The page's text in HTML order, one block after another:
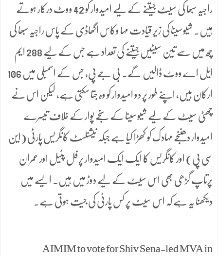
راجیہ سبھا کی سیٹ جیتنے کے لیے امیدوار کو 42 ووٹ درکار ہوتے
ہیں۔ شیوسینا کی زیر قیادت مہا وکاس اگھاڈی کے پاس راجیہ سبھا کی
چھ میں سے تین سیٹیں جیتنے کی تعداد ہے جس کے لیے 288 ایم
ایل اے ووٹ ڈالیں گے۔ بی جے پی، جس کے اسمبلی میں 106
ارکان ہیں، اپنے طور پر دو امیدوار کو وہ جتا سکتی ہے، لیکن اس نے
چھٹی سیٹ کے لیے شیوسینا کے سنجے پوار کے خلاف تیسرے
امیدوار دھننجے مہادک کو کھڑا کیا ہے جبکہ نیشنلسٹ کانگریس پارٹی (این
سی پی) اور کانگریس کا ایک ایک امیدوار پرفل پٹیل اور عمران
پرتاپ گڑھی بھی اس سیٹ کے لیے دوڑ میں ہیں۔ ایسے میں
دیکھنا یہ ہے کہ اس سیٹ پر کس پارٹی کی جیت ہوتی ہے۔
AIMIM to vote for Shiv Sena-led MVA in